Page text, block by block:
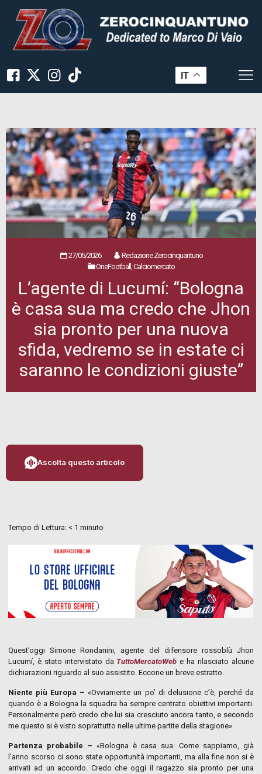
IT
27/05/2026
Redazione Zerocinquantuno
OneFootball, Calciomercato
L’agente di Lucumí: “Bologna
è casa sua ma credo che Jhon
sia pronto per una nuova
sfida, vedremo se in estate ci
saranno le condizioni giuste”
Ascolta questo articolo
Tempo di Lettura: < 1 minuto
Quest’oggi Simone Rondanini, agente del difensore rossoblù Jhon
Lucumí, è stato intervistato da TuttoMercatoWeb e ha rilasciato alcune
dichiarazioni riguardo al suo assistito. Eccone un breve estratto.
Niente più Europa – «Ovviamente un po’ di delusione c’è, perché da
quando è a Bologna la squadra ha sempre centrato obiettivi importanti.
Personalmente però credo che lui sia cresciuto ancora tanto, e secondo
me questo si è visto soprattutto nelle ultime partite della stagione».
Partenza probabile – «Bologna è casa sua. Come sappiamo, già
l’anno scorso ci sono state opportunità importanti, ma alla fine non si è
arrivati ad un accordo. Credo che oggi il ragazzo sia pronto per una